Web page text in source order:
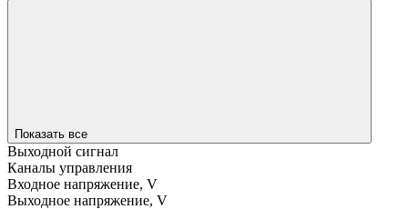
Показать все
Выходной сигнал
Каналы управления
Входное напряжение, V
Выходное напряжение, V